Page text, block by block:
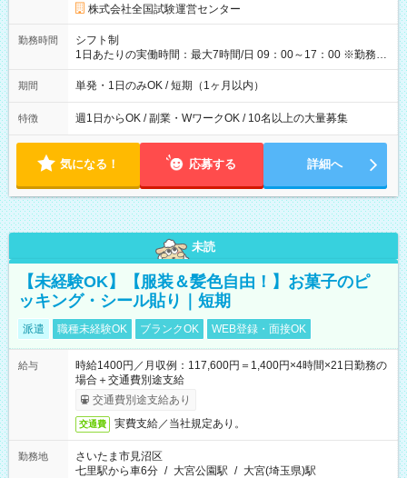
円の場合あり ・国家試験 7:00～13:30（休憩なし） 時給1,300
円（役割手当＋100円）×6時間＝日収8,400円＋交通費 【試用期
間】試用期間なし
株式会社全国試験運営センター
勤務時間
シフト制
1日あたりの実働時間：最大7時間/日 09：00～17：00 ※勤務時
間は 試験により異なります。
期間 単発・1日のみOK / 短期（1ヶ月以内）
特徴 週1日からOK / 副業・WワークOK / 10名以上の大量募集
気になる！ 応募する 詳細へ
未読
【未経験OK】【服装＆髪色自由！】お菓子のピ
ッキング・シール貼り｜短期
派遣 職種未経験OK ブランクOK WEB登録・面接OK
給与
時給1400円／月収例：117,600円＝1,400円×4時間×21日勤務の
場合＋交通費別途支給
交通費別途支給あり
交通費 実費支給／当社規定あり。
勤務地
さいたま市見沼区
七里駅から車6分 / 大宮公園駅 / 大宮(埼玉県)駅